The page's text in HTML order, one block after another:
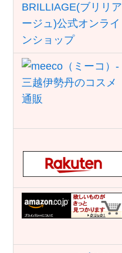
BRILLIAGE(ブリリア
ージュ)公式オンライ
ンショップ